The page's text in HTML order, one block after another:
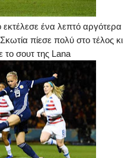
ένα λεπτό αργότερα
πίεσε πολύ στο τέλος κι
το σουτ της Lana